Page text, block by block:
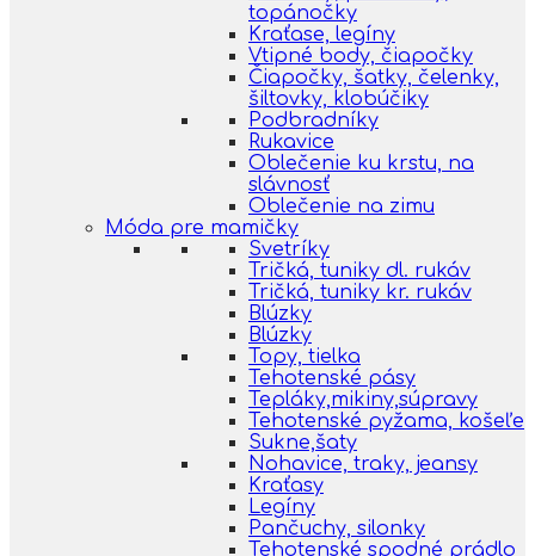
topánočky
Kraťase, legíny
Vtipné body, čiapočky
Čiapočky, šatky, čelenky,
šiltovky, klobúčiky
Podbradníky
Rukavice
Oblečenie ku krstu, na
slávnosť
Oblečenie na zimu
Móda pre mamičky
Svetríky
Tričká, tuniky dl. rukáv
Tričká, tuniky kr. rukáv
Blúzky
Blúzky
Topy, tielka
Tehotenské pásy
Tepláky,mikiny,súpravy
Tehotenské pyžama, košeľe
Sukne,šaty
Nohavice, traky, jeansy
Kraťasy
Legíny
Pančuchy, silonky
Tehotenské spodné prádlo